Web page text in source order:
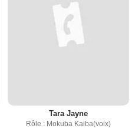
Tara Jayne
Rôle : Mokuba Kaiba(voix)